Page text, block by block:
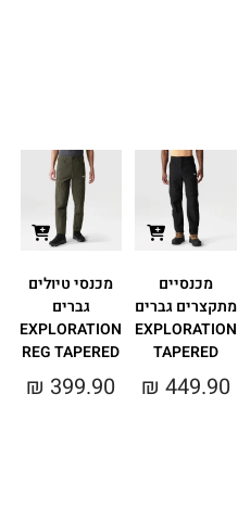
מכנסיים
מתקצרים גברים
EXPLORATION
TAPERED
₪ 449.90
מכנסי טיולים
גברים
EXPLORATION
REG TAPERED
₪ 399.90